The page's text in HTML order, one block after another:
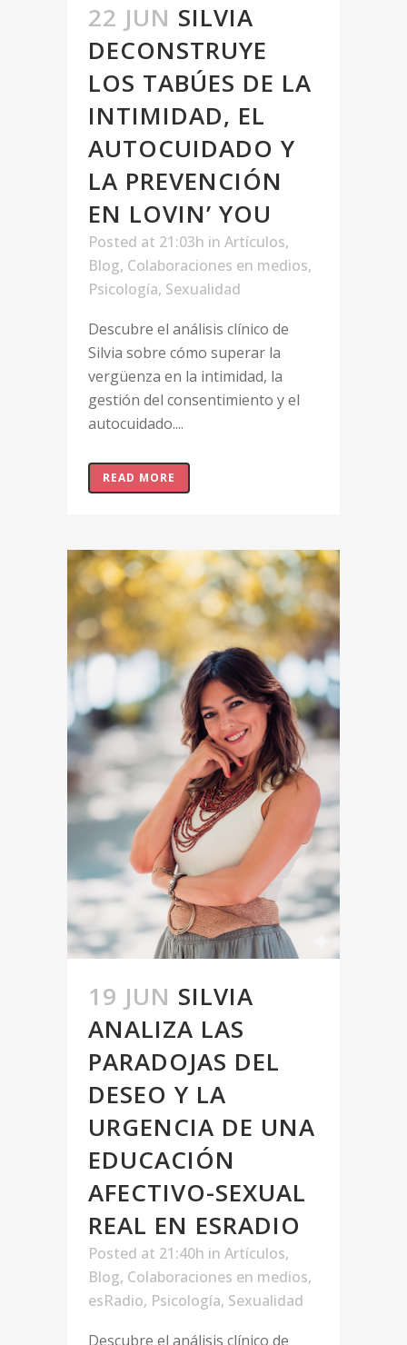
22 JUN SILVIA
DECONSTRUYE
LOS TABÚES DE LA
INTIMIDAD, EL
AUTOCUIDADO Y
LA PREVENCIÓN
EN LOVIN’ YOU
Posted at 21:03h in Artículos,
Blog, Colaboraciones en medios,
Psicología, Sexualidad
Descubre el análisis clínico de
Silvia sobre cómo superar la
vergüenza en la intimidad, la
gestión del consentimiento y el
autocuidado....
READ MORE
19 JUN SILVIA
ANALIZA LAS
PARADOJAS DEL
DESEO Y LA
URGENCIA DE UNA
EDUCACIÓN
AFECTIVO-SEXUAL
REAL EN ESRADIO
Posted at 21:40h in Artículos,
Blog, Colaboraciones en medios,
esRadio, Psicología, Sexualidad
Descubre el análisis clínico de